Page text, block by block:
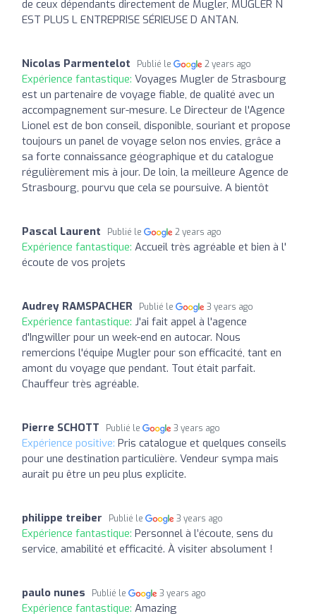
de ceux dépendants directement de Mugler, MUGLER N
EST PLUS L ENTREPRISE SÉRIEUSE D ANTAN.
Nicolas Parmentelot Publié le 2 years ago
Expérience fantastique: Voyages Mugler de Strasbourg
est un partenaire de voyage fiable, de qualité avec un
accompagnement sur-mesure. Le Directeur de l'Agence
Lionel est de bon conseil, disponible, souriant et propose
toujours un panel de voyage selon nos envies, grâce a
sa forte connaissance géographique et du catalogue
régulièrement mis à jour. De loin, la meilleure Agence de
Strasbourg, pourvu que cela se poursuive. A bientôt
Pascal Laurent Publié le 2 years ago
Expérience fantastique: Accueil très agréable et bien à l'
écoute de vos projets
Audrey RAMSPACHER Publié le 3 years ago
Expérience fantastique: J'ai fait appel à l'agence
d'Ingwiller pour un week-end en autocar. Nous
remercions l'équipe Mugler pour son efficacité, tant en
amont du voyage que pendant. Tout était parfait.
Chauffeur très agréable.
Pierre SCHOTT Publié le 3 years ago
Expérience positive: Pris catalogue et quelques conseils
pour une destination particulière. Vendeur sympa mais
aurait pu être un peu plus explicite.
philippe treiber Publié le 3 years ago
Expérience fantastique: Personnel à l’écoute, sens du
service, amabilité et efficacité. À visiter absolument !
paulo nunes Publié le 3 years ago
Expérience fantastique: Amazing